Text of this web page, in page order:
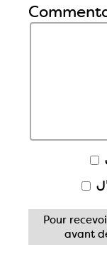
Pour
avant